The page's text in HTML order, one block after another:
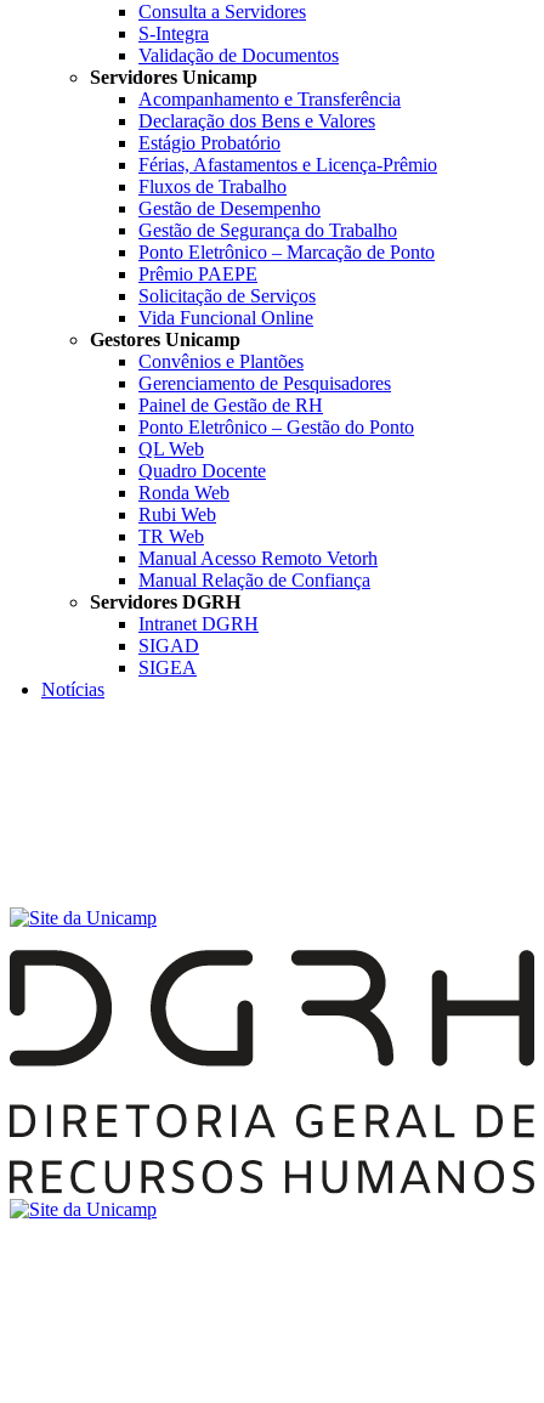
Consulta a Servidores
S-Integra
Validação de Documentos
Servidores Unicamp
Acompanhamento e Transferência
Declaração dos Bens e Valores
Estágio Probatório
Férias, Afastamentos e Licença-Prêmio
Fluxos de Trabalho
Gestão de Desempenho
Gestão de Segurança do Trabalho
Ponto Eletrônico – Marcação de Ponto
Prêmio PAEPE
Solicitação de Serviços
Vida Funcional Online
Gestores Unicamp
Convênios e Plantões
Gerenciamento de Pesquisadores
Painel de Gestão de RH
Ponto Eletrônico – Gestão do Ponto
QL Web
Quadro Docente
Ronda Web
Rubi Web
TR Web
Manual Acesso Remoto Vetorh
Manual Relação de Confiança
Servidores DGRH
Intranet DGRH
SIGAD
SIGEA
Notícias